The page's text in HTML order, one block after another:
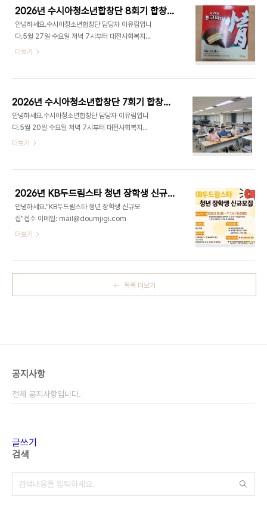
4곡을 함께 연습하였습니다. 특히 새롭게 배운 곡들
을 잘 기억하고 있을지 궁금했는데, 처음에는 다소 조
심스럽고 자신 없는 목소리로 시작했지만 연습이 진
행될수록 가사와 멜로디를 자연스럽게 떠올리며 적
극적으로 참여하는 모습을 보였습니다.음정과 박자,
연습하였고, 서로의 소리에 귀 기울이며 더욱 완성도
장하는..
2026년 수시아청소년합창단 8회기 합창교육
안녕하세요.수시아청소년합창단 담당자 이유림입니
다.5월 27일 수요일 저녁 7시부터 대전사회복지회
관 9층 가치100+에서 수시아청소년합창단 8회기
래도 금방 따라는 단원들~ 이번 간식은 홍0현 단원
이 맛있는 초코파이 사주었습니다! 수시아 생각해주
셔서 너무 감사합니다.6월 3일은 지방선거로 쉬고
6월 10일날 보는데 단원들이 여름냇가와 달팽이의
하루 노래들을 잘 기억하고 있는지 궁금합니다. 수시
더보기
2026년 수시아청소년합창단 7회기 합창교육
안녕하세요.수시아청소년합창단 담당자 이유림입니
다.5월 20일 수요일 저녁 7시부터 대전사회복지회
관 9층 가치100+에서 수시아청소년합창단 7회기
며 배웠던 시간이였습니다. 다음 시간에는 배웠던거
까먹지 않고 생각해서 노래를 부르는 모습이 그려지
고 기대가 됩니다!수시아청소년합창단 파이팅♥
더보기
2026년 KB두드림스타 청년 장학생 신규모집
안녕하세요."KB두드림스타 청년 장학생 신규모
집"접수 이메일: mail@doumjigi.com
더보기
목록 더보기
공지사항
전체 공지사항입니다.
글쓰기
검색